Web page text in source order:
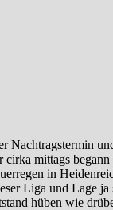
Nachtragstermin
mittags
in
Liga und Lage
hüben wie